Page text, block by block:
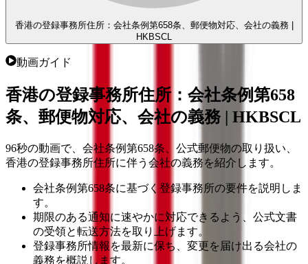
香港の登録事務所住所：会社条例第658条、郵便物対応、会社の義務 |
HKBSCL
動画ガイド
香港の登録事務所住所：会社条例第658
条、郵便物対応、会社の義務 | HKBSCL
96秒の動画で、会社条例第658条、公式郵便物の取り扱い、
香港の登録事務所住所に伴う会社の義務を紹介します。
会社条例第658条に基づく登録事務所の要件を説明しま
す。
期限のある通知に速やかに対応できるよう、公式文書
の受領と転送方法を取り上げます。
登録事務所情報を最新に保ち、変更を届け出る会社の
義務を概説します。